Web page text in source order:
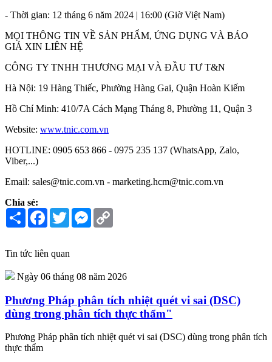
- Thời gian: 12 tháng 6 năm 2024 | 16:00 (Giờ Việt Nam)
MỌI THÔNG TIN VỀ SẢN PHẨM, ỨNG DỤNG VÀ BÁO
GIÁ XIN LIÊN HỆ
CÔNG TY TNHH THƯƠNG MẠI VÀ ĐẦU TƯ T&N
Hà Nội: 19 Hàng Thiếc, Phường Hàng Gai, Quận Hoàn Kiếm
Hồ Chí Minh: 410/7A Cách Mạng Tháng 8, Phường 11, Quận 3
Website: www.tnic.com.vn
HOTLINE: 0905 653 866 - 0975 235 137 (WhatsApp, Zalo,
Viber,...)
Email: sales@tnic.com.vn - marketing.hcm@tnic.com.vn
Chia sẻ:
Share Facebook
TwitterMessenger
Tin tức liên quan
Ngày 06 tháng 08 năm 2026
Phương Pháp phân tích nhiệt quét vi sai (DSC)
dùng trong phân tích thực thẩm"
Phương Pháp phân tích nhiệt quét vi sai (DSC) dùng trong phân tích
thực thẩm